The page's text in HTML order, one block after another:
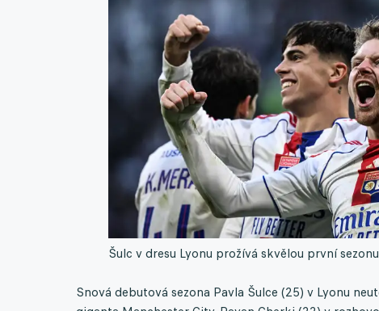
Šulc v dresu Lyonu prožívá skvělou první
Snová debutová sezona Pavla Šulce (25) v Lyonu